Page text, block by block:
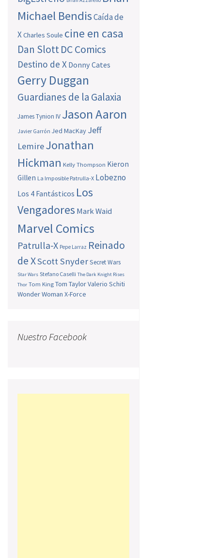
Michael BendisCaída de
XCharles Soule cine en casa
Dan SlottDC Comics
Destino de X Donny Cates
Gerry Duggan
Guardianes de la Galaxia
James Tynion IV Jason Aaron
Javier Garrón Jed MacKay Jeff
LemireJonathan
Hickman Kelly Thompson Kieron
Gillen La Imposible Patrulla-X Lobezno
Los 4 Fantásticos Los
Vengadores Mark Waid
Marvel Comics
Patrulla-X Pepe Larraz Reinado
de XScott SnyderSecret Wars
Star Wars Stefano Caselli The Dark Knight Rises
Thor Tom King Tom TaylorValerio Schiti
Wonder Woman X-Force
Nuestro Facebook